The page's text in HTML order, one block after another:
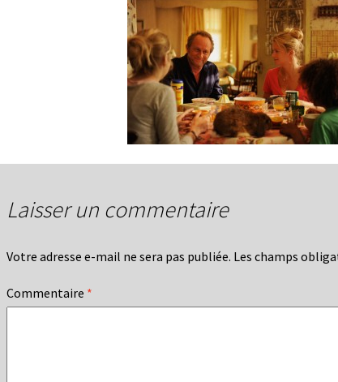
Laisser un commentaire
Votre adresse e-mail ne sera pas publiée. Les champs
Commentaire *